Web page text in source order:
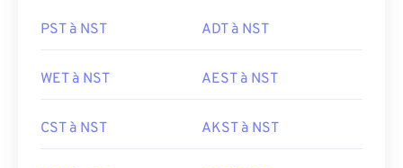
PST à NST ADT à NST
WET à NST AEST à NST
CST à NST AKST à NST